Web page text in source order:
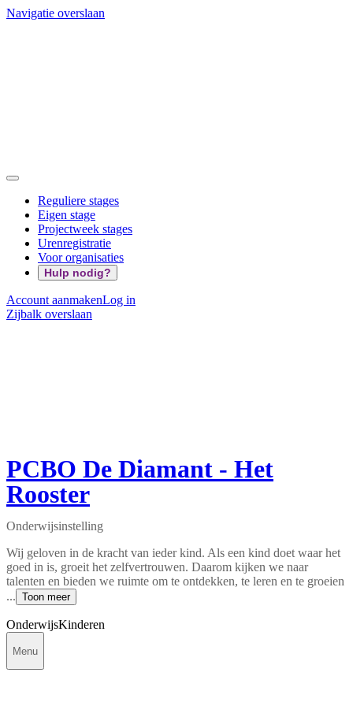
Navigatie overslaan
Reguliere stages
Eigen stage
Projectweek stages
Urenregistratie
Voor organisaties
Hulp nodig?
Account aanmakenLog in
Zijbalk overslaan
PCBO De Diamant - Het
Rooster
Onderwijsinstelling
Wij geloven in de kracht van ieder kind. Als een kind doet waar het
goed in is, groeit het zelfvertrouwen. Daarom kijken we naar
talenten en bieden we ruimte om te ontdekken, te leren en te groeien
... Toon meer
OnderwijsKinderen
Menu